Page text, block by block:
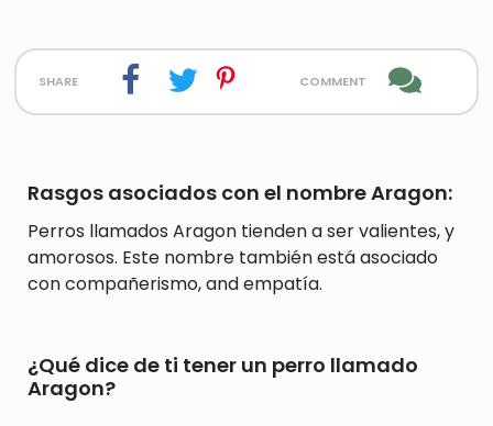
share comment
Rasgos asociados con el nombre Aragon:
Perros llamados Aragon tienden a ser valientes, y
amorosos. Este nombre también está asociado
con compañerismo, and empatía.
¿Qué dice de ti tener un perro llamado
Aragon?